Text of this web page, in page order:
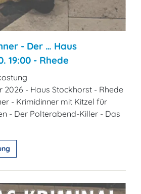
- Der … Haus
19:00 - Rhede
2026 - Haus Stockhorst - Rhede
- Krimidinner mit Kitzel für
- Der Polterabend-Killer - Das